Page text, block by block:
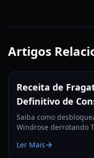
Artigos
Receita de
Definitivo de
Saiba como
Windrose derrotando
de Ferro.
Ler Mais